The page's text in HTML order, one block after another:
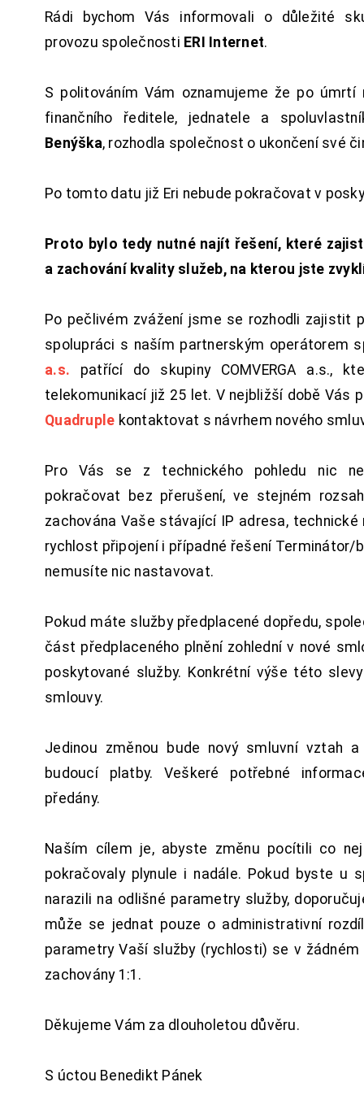
Rádi bychom Vás informovali o důležité
provozu společnosti ERI Internet.
S politováním Vám oznamujeme že po úmrtí
finančního ředitele, jednatele a
Benýška, rozhodla společnost o ukončení své
Po tomto datu již Eri nebude pokračovat v
Proto bylo tedy nutné najít řešení, které
a zachování kvality služeb, na kterou jste
Po pečlivém zvážení jsme se rozhodli zajistit
spolupráci s naším partnerským operátorem
a.s. patřící do skupiny COMVERGA a.s.,
telekomunikací již 25 let. V nejbližší době Vás
Quadruple kontaktovat s návrhem nového
Pro Vás se z technického pohledu nic
pokračovat bez přerušení, ve stejném
zachována Vaše stávající IP adresa, technické
rychlost připojení i případné řešení Terminátor/
nemusíte nic nastavovat.
Pokud máte služby předplacené dopředu,
část předplaceného plnění zohlední v nové
poskytované služby. Konkrétní výše této
smlouvy.
Jedinou změnou bude nový smluvní vztah
budoucí platby. Veškeré potřebné
předány.
Naším cílem je, abyste změnu pocítili co
pokračovaly plynule i nadále. Pokud byste u
narazili na odlišné parametry služby,
může se jednat pouze o administrativní
parametry Vaší služby (rychlosti) se v
zachovány 1:1.
Děkujeme Vám za dlouholetou důvěru.
S úctou Benedikt Pánek